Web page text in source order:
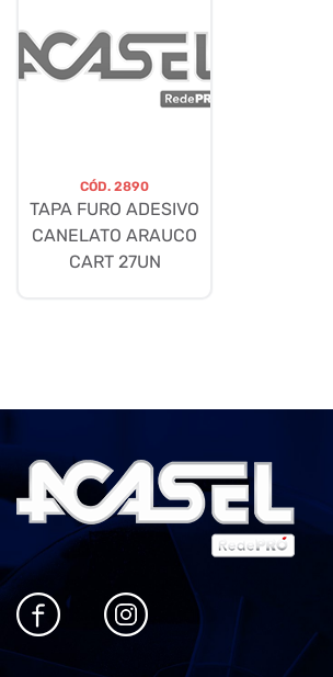
CÓD. 2890
TAPA FURO ADESIVO
CANELATO ARAUCO
CART 27UN